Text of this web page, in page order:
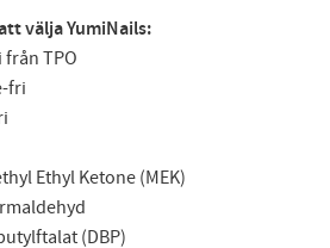
välja YumiNails:
från TPO
fri
Ethyl Ketone (MEK)
(DBP)